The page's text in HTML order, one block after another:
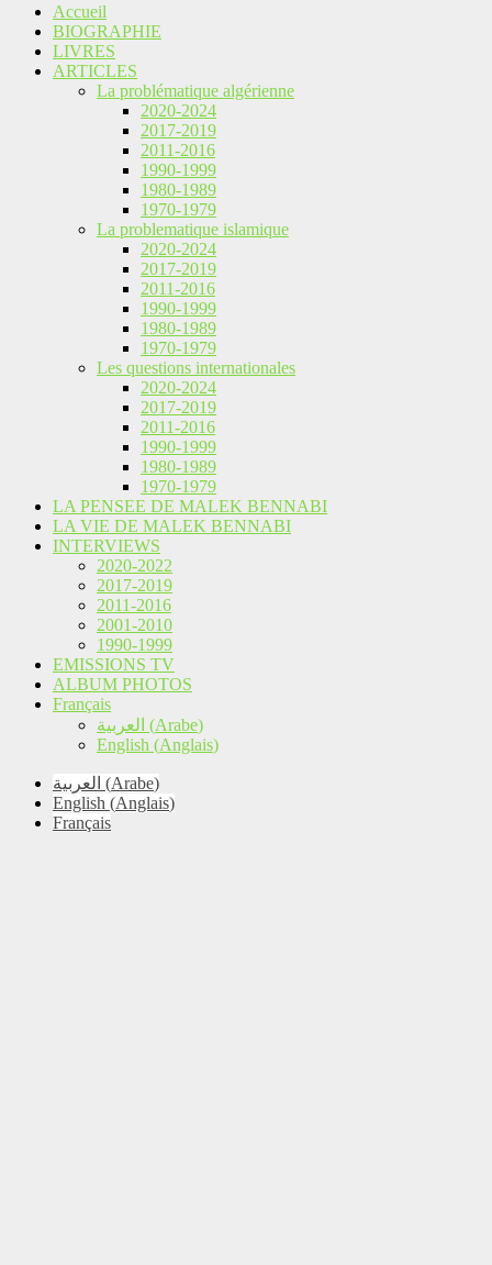
Accueil
BIOGRAPHIE
LIVRES
ARTICLES
La problématique algérienne
2020-2024
2017-2019
2011-2016
1990-1999
1980-1989
1970-1979
La problematique islamique
2020-2024
2017-2019
2011-2016
1990-1999
1980-1989
1970-1979
Les questions internationales
2020-2024
2017-2019
2011-2016
1990-1999
1980-1989
1970-1979
LA PENSEE DE MALEK BENNABI
LA VIE DE MALEK BENNABI
INTERVIEWS
2020-2022
2017-2019
2011-2016
2001-2010
1990-1999
EMISSIONS TV
ALBUM PHOTOS
Français
العربية (Arabe)
English (Anglais)
العربية (Arabe)
English (Anglais)
Français